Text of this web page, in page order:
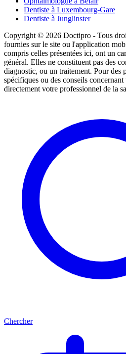
Dentiste à Luxembourg-Gare
Dentiste à Junglinster
Copyright © 2026 Doctipro - Tous
fournies sur le site ou l'application
compris celles présentées ici, ont un
général. Elles ne constituent pas des
diagnostic, ou un traitement. Pour des
spécifiques ou des conseils
directement votre professionnel de la
Chercher